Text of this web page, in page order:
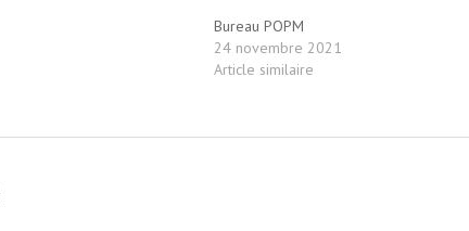
Bureau POPM
24 novembre 2021
Article similaire